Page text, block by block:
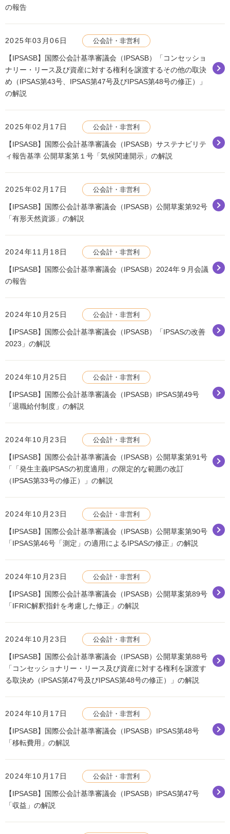
の報告
2025年03月06日 公会計・非営利
【IPSASB】国際公会計基準審議会（IPSASB）「コンセッショ
ナリー・リース及び資産に対する権利を譲渡するその他の取決
め（IPSAS第43号、IPSAS第47号及びIPSAS第48号の修正）」
の解説
2025年02月17日 公会計・非営利
【IPSASB】国際公会計基準審議会（IPSASB）サステナビリテ
ィ報告基準 公開草案第１号「気候関連開示」の解説
2025年02月17日 公会計・非営利
【IPSASB】国際公会計基準審議会（IPSASB）公開草案第92号
「有形天然資源」の解説
2024年11月18日 公会計・非営利
【IPSASB】国際公会計基準審議会（IPSASB）2024年９月会議
の報告
2024年10月25日 公会計・非営利
【IPSASB】国際公会計基準審議会（IPSASB）「IPSASの改善
2023」の解説
2024年10月25日 公会計・非営利
【IPSASB】国際公会計基準審議会（IPSASB）IPSAS第49号
「退職給付制度」の解説
2024年10月23日 公会計・非営利
【IPSASB】国際公会計基準審議会（IPSASB）公開草案第91号
「「発生主義IPSASの初度適用」の限定的な範囲の改訂
（IPSAS第33号の修正）」の解説
2024年10月23日 公会計・非営利
【IPSASB】国際公会計基準審議会（IPSASB）公開草案第90号
「IPSAS第46号「測定」の適用によるIPSASの修正」の解説
2024年10月23日 公会計・非営利
【IPSASB】国際公会計基準審議会（IPSASB）公開草案第89号
「IFRIC解釈指針を考慮した修正」の解説
2024年10月23日 公会計・非営利
【IPSASB】国際公会計基準審議会（IPSASB）公開草案第88号
「コンセッショナリー・リース及び資産に対する権利を譲渡す
る取決め（IPSAS第47号及びIPSAS第48号の修正）」の解説
2024年10月17日 公会計・非営利
【IPSASB】国際公会計基準審議会（IPSASB）IPSAS第48号
「移転費用」の解説
2024年10月17日 公会計・非営利
【IPSASB】国際公会計基準審議会（IPSASB）IPSAS第47号
「収益」の解説